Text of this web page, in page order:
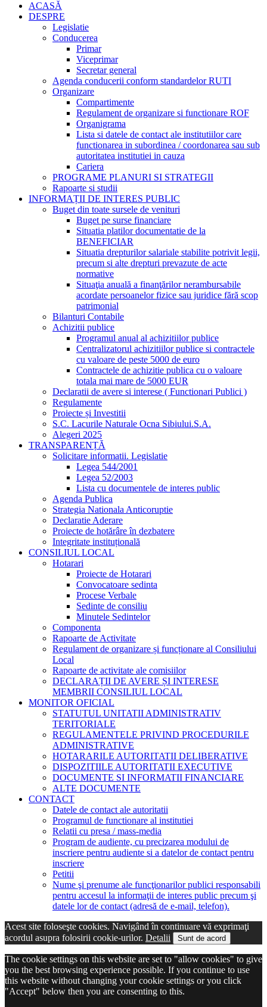
ACASĂ
DESPRE
Legislatie
Conducerea
Primar
Viceprimar
Secretar general
Agenda conducerii conform standardelor RUTI
Organizare
Compartimente
Regulament de organizare si functionare ROF
Organigrama
Lista si datele de contact ale institutiilor care
functionarea in subordinea / coordonarea sau sub
autoritatea institutiei in cauza
Cariera
PROGRAME PLANURI SI STRATEGII
Rapoarte si studii
INFORMAȚII DE INTERES PUBLIC
Buget din toate sursele de venituri
Buget pe surse financiare
Situatia platilor documentatie de la
BENEFICIAR
Situatia drepturilor salariale stabilite potrivit legii,
precum si alte drepturi prevazute de acte
normative
Situaţia anuală a finanţărilor nerambursabile
acordate persoanelor fizice sau juridice fără scop
patrimonial
Bilanturi Contabile
Achizitii publice
Programul anual al achizitiilor publice
Centralizatorul achizitiilor publice si contractele
cu valoare de peste 5000 de euro
Contractele de achizitie publica cu o valoare
totala mai mare de 5000 EUR
Declaratii de avere si interese ( Functionari Publici )
Regulamente
Proiecte și Investitii
S.C. Lacurile Naturale Ocna Sibiului.S.A.
Alegeri 2025
TRANSPARENȚĂ
Solicitare informatii. Legislatie
Legea 544/2001
Legea 52/2003
Lista cu documentele de interes public
Agenda Publica
Strategia Nationala Anticoruptie
Declaratie Aderare
Proiecte de hotărâre în dezbatere
Integritate instituțională
CONSILIUL LOCAL
Hotarari
Proiecte de Hotarari
Convocatoare sedinta
Procese Verbale
Sedinte de consiliu
Minutele Sedintelor
Componenta
Rapoarte de Activitate
Regulament de organizare și funcționare al Consiliului
Local
Rapoarte de activitate ale comisiilor
DECLARAȚII DE AVERE ȘI INTERESE
MEMBRII CONSILIUL LOCAL
MONITOR OFICIAL
STATUTUL UNITATII ADMINISTRATIV
TERITORIALE
REGULAMENTELE PRIVIND PROCEDURILE
ADMINISTRATIVE
HOTARARILE AUTORITATII DELIBERATIVE
DISPOZITIILE AUTORITATII EXECUTIVE
DOCUMENTE SI INFORMATII FINANCIARE
ALTE DOCUMENTE
CONTACT
Datele de contact ale autoritatii
Programul de functionare al institutiei
Relatii cu presa / mass-media
Program de audiente, cu precizarea modului de
inscriere pentru audiente si a datelor de contact pentru
inscriere
Petitii
Nume şi prenume ale funcţionarilor publici responsabili
pentru accesul la informaţii de interes public precum şi
datele lor de contact (adresă de e-mail, telefon).
Acest site foloseşte cookies. Navigând în continuare vă exprimaţi
acordul asupra folosirii cookie-urilor. Detalii Sunt de acord
The cookie settings on this website are set to "allow cookies" to give
you the best browsing experience possible. If you continue to use
this website without changing your cookie settings or you click
"Accept" below then you are consenting to this.